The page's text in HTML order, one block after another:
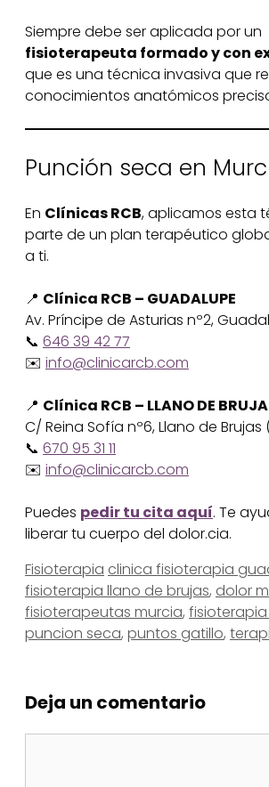
Siempre debe ser aplicada por un
fisioterapeuta formado y con
que es una técnica invasiva que
conocimientos anatómicos
Punción seca en
En Clínicas RCB, aplicamos esta
parte de un plan terapéutico
a ti.
📍 Clínica RCB – GUADALUPE
Av. Príncipe de Asturias nº2,
📞 646 39 42 77
✉️ info@clinicarcb.com
📍 Clínica RCB – LLANO DE
C/ Reina Sofía nº6, Llano de Brujas
📞 670 95 31 11
✉️ info@clinicarcb.com
Puedes pedir tu cita aquí. Te
liberar tu cuerpo del dolor.cia.
Categorías
Fisioterapia Etiquetas
clinica fisioterapia
fisioterapia llano de brujas, dolor
fisioterapeutas murcia,
puncion seca, puntos gatillo,
Deja un comentario